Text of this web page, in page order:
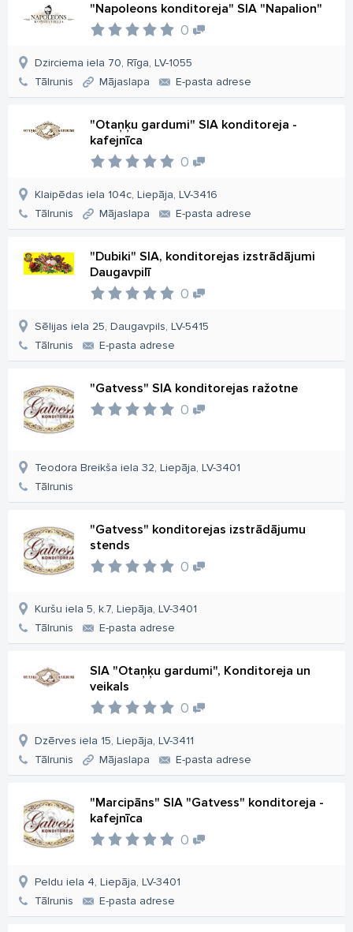
"Napoleons konditoreja" SIA "Napalion"
0
Dzirciema iela 70, Rīga, LV-1055
Tālrunis
Mājaslapa E-pasta adrese
"Otaņķu gardumi" SIA konditoreja -
kafejnīca
0
Klaipēdas iela 104c, Liepāja, LV-3416
Tālrunis
Mājaslapa E-pasta adrese
"Dubiki" SIA, konditorejas izstrādājumi
Daugavpilī
0
Sēlijas iela 25, Daugavpils, LV-5415
Tālrunis
E-pasta adrese
"Gatvess" SIA konditorejas ražotne
0
Teodora Breikša iela 32, Liepāja, LV-3401
Tālrunis
"Gatvess" konditorejas izstrādājumu
stends
0
Kuršu iela 5, k.7, Liepāja, LV-3401
Tālrunis
E-pasta adrese
SIA "Otaņķu gardumi", Konditoreja un
veikals
0
Dzērves iela 15, Liepāja, LV-3411
Tālrunis
Mājaslapa E-pasta adrese
"Marcipāns" SIA "Gatvess" konditoreja -
kafejnīca
0
Peldu iela 4, Liepāja, LV-3401
Tālrunis
E-pasta adrese